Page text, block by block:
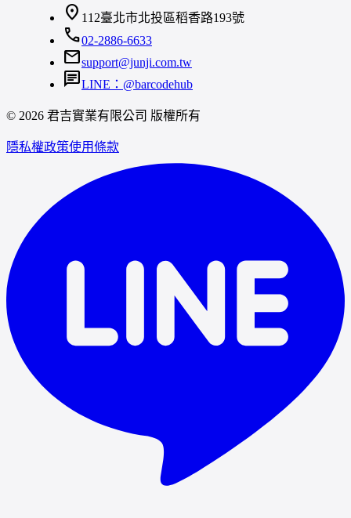
location_on 112臺北市北投區稻香路193號
call02-2886-6633
mailsupport@junji.com.tw
chatLINE：@barcodehub
© 2026 君吉實業有限公司 版權所有
隱私權政策使用條款